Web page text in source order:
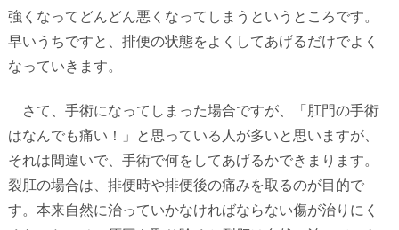
強くなってどんどん悪くなってしまうというところです。
早いうちですと、排便の状態をよくしてあげるだけでよく
なっていきます。
さて、手術になってしまった場合ですが、「肛門の手術
はなんでも痛い！」と思っている人が多いと思いますが、
それは間違いで、手術で何をしてあげるかできまります。
裂肛の場合は、排便時や排便後の痛みを取るのが目的で
す。本来自然に治っていかなければならない傷が治りにく